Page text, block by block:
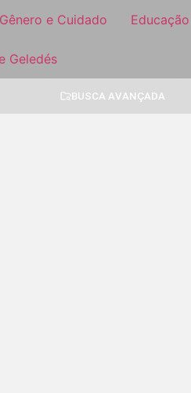
Gênero e Cuidado
Geledés
BUSCA AVANÇADA